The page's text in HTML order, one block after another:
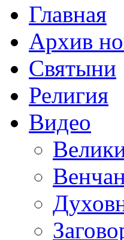
Главная
Архив
Святыни
Религия
Видео